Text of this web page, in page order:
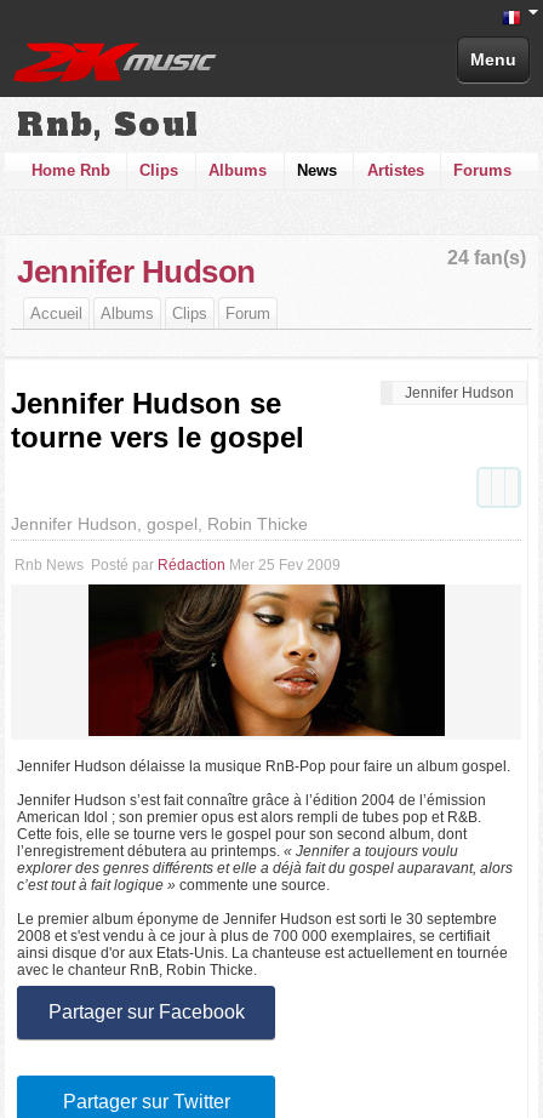
Menu
Rnb, Soul
Home Rnb Clips Albums News Artistes Forums
24 fan(s)
Jennifer Hudson
Accueil Albums Clips Forum
Jennifer Hudson
Jennifer Hudson se
tourne vers le gospel
Jennifer Hudson, gospel, Robin Thicke
Rnb News Posté par Rédaction Mer 25 Fev 2009
Jennifer Hudson délaisse la musique RnB-Pop pour faire un album gospel.
Jennifer Hudson s’est fait connaître grâce à l’édition 2004 de l’émission
American Idol ; son premier opus est alors rempli de tubes pop et R&B.
Cette fois, elle se tourne vers le gospel pour son second album, dont
l’enregistrement débutera au printemps.« Jennifer a toujours voulu
explorer des genres différents et elle a déjà fait du gospel auparavant, alors
c’est tout à fait logique » commente une source.
Le premier album éponyme de Jennifer Hudson est sorti le 30 septembre
2008 et s'est vendu à ce jour à plus de 700 000 exemplaires, se certifiait
ainsi disque d'or aux Etats-Unis. La chanteuse est actuellement en tournée
avec le chanteur RnB, Robin Thicke.
Partager sur Facebook
Partager sur Twitter